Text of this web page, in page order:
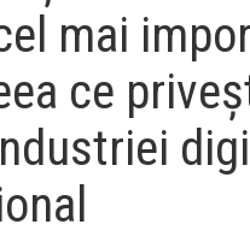
mai
ce